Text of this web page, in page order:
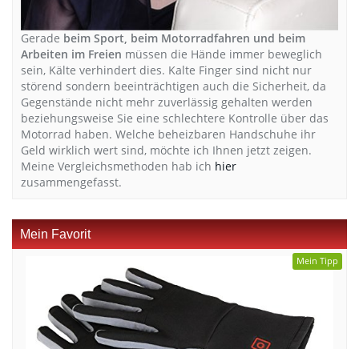
Gerade beim Sport, beim Motorradfahren und beim
Arbeiten im Freien müssen die Hände immer beweglich
sein, Kälte verhindert dies. Kalte Finger sind nicht nur
störend sondern beeinträchtigen auch die Sicherheit, da
Gegenstände nicht mehr zuverlässig gehalten werden
beziehungsweise Sie eine schlechtere Kontrolle über das
Motorrad haben. Welche beheizbaren Handschuhe ihr
Geld wirklich wert sind, möchte ich Ihnen jetzt zeigen.
Meine Vergleichsmethoden hab ich hier
zusammengefasst.
Mein Favorit
Mein Tipp